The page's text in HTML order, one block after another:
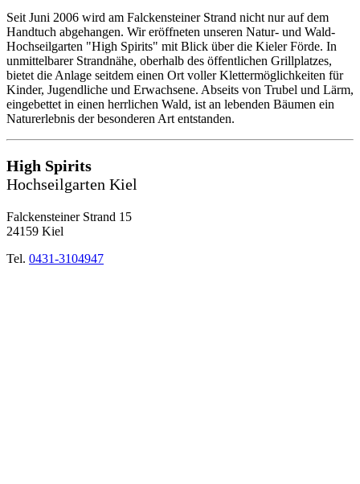
Seit Juni 2006 wird am Falckensteiner Strand nicht nur auf dem
Handtuch abgehangen. Wir eröffneten unseren Natur- und Wald-
Hochseilgarten "High Spirits" mit Blick über die Kieler Förde. In
unmittelbarer Strandnähe, oberhalb des öffentlichen Grillplatzes,
bietet die Anlage seitdem einen Ort voller Klettermöglichkeiten für
Kinder, Jugendliche und Erwachsene. Abseits von Trubel und Lärm,
eingebettet in einen herrlichen Wald, ist an lebenden Bäumen ein
Naturerlebnis der besonderen Art entstanden.
High Spirits
Hochseilgarten Kiel
Falckensteiner Strand 15
24159 Kiel
Tel. 0431-3104947